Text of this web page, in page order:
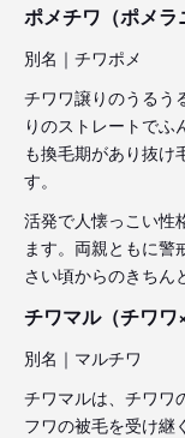
ポメチワ（ポメラ
別名｜チワポメ
チワワ譲りのうるう
りのストレートでふ
も換毛期があり抜け
す。
活発で人懐っこい性
ます。両親ともに
さい頃からのきちん
チワマル（チワワ
別名｜マルチワ
チワマルは、チワワ
フワの被毛を受け継